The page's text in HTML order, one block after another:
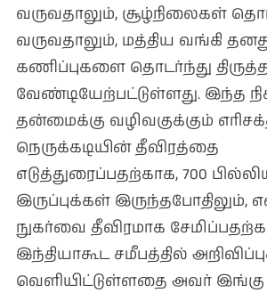
வருவதாலும், சூழ்நிலைகள்
வருவதாலும், மத்திய வங்கி
கணிப்புகளை தொடர்ந்து
வேண்டியேற்பட்டுள்ளது. இந்த
தன்மைக்கு வழிவகுக்கும்
நெருக்கடியின் தீவிரத்தை
எடுத்துரைப்பதற்காக, 700
இருப்புக்கள்
நுகர்வை தீவிரமாக
இந்தியாகூட சமீபத்தில்
வெளியிட்டுள்ளதை அவர் இங்கு